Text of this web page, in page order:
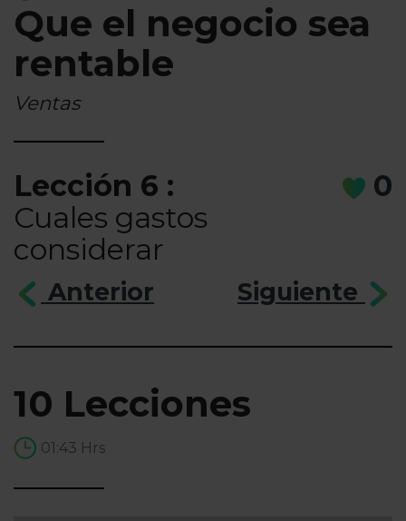
Que el negocio sea
rentable
Ventas
Lección 6 :
Cuales gastos
considerar
0
Anterior Siguiente
10 Lecciones
01:43 Hrs